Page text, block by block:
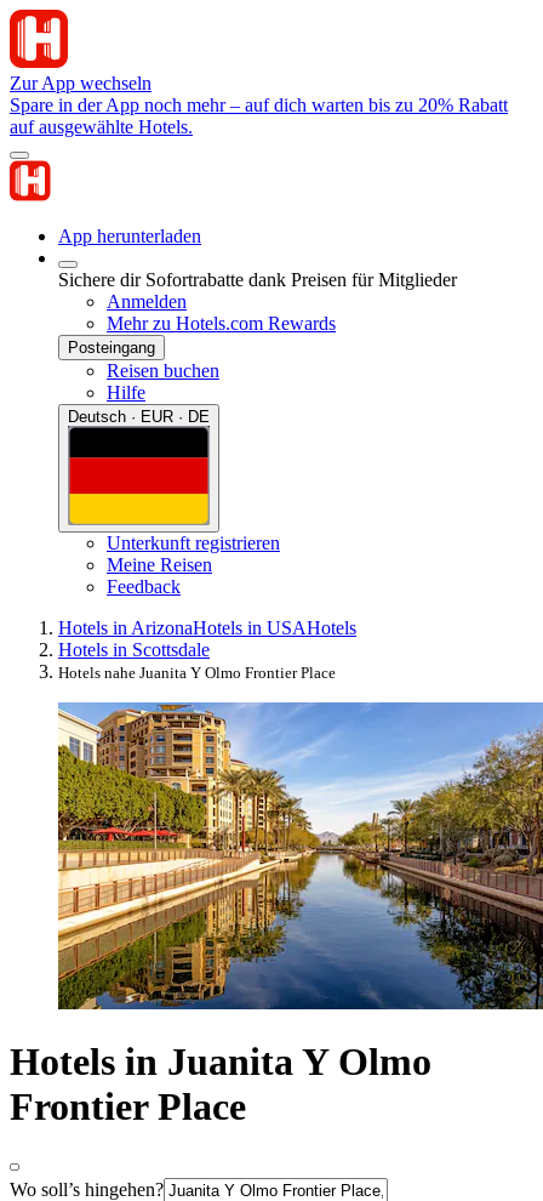
Zur App wechseln
Spare in der App noch mehr – auf dich warten bis zu 20% Rabatt
auf ausgewählte Hotels.
App herunterladen
Sichere dir Sofortrabatte dank Preisen für Mitglieder
Anmelden
Mehr zu Hotels.com Rewards
Posteingang
Reisen buchen
Hilfe
Deutsch · EUR · DE
Unterkunft registrieren
Meine Reisen
Feedback
Hotels in ArizonaHotels in USAHotels
Hotels in Scottsdale
Hotels nahe Juanita Y Olmo Frontier Place
Hotels in Juanita Y Olmo
Frontier Place
Wo soll’s hingehen?